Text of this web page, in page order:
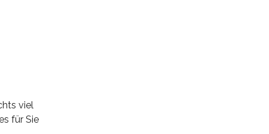
viel
für Sie